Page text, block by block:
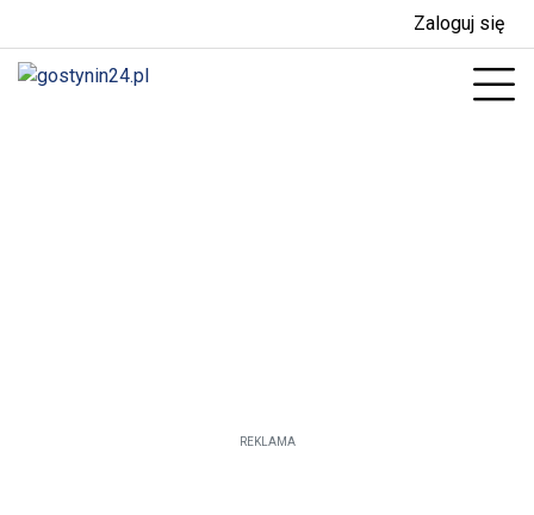
Zaloguj się
REKLAMA